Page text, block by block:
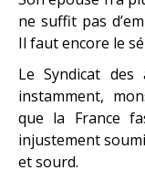
ne suffit pas
Il faut encore le
Le Syndicat des
instamment,
que la France
injustement
et sourd.